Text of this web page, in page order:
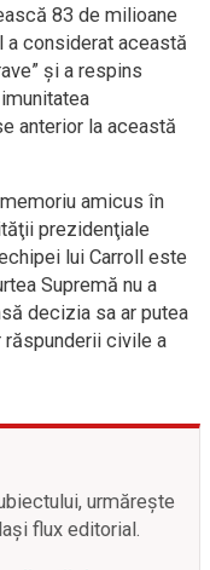
83 de milioane
a considerat această
şi a respins
anterior la această
amicus în
prezidenţiale
lui Carroll este
Supremă nu a
decizia sa ar putea
civile a
urmărește
flux editorial.